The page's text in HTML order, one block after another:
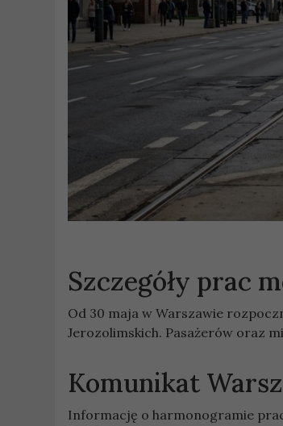
Szczegóły prac
Od 30 maja w Warszawie
Jerozolimskich. Pasażerów oraz
Komunikat
Informację o harmonogramie